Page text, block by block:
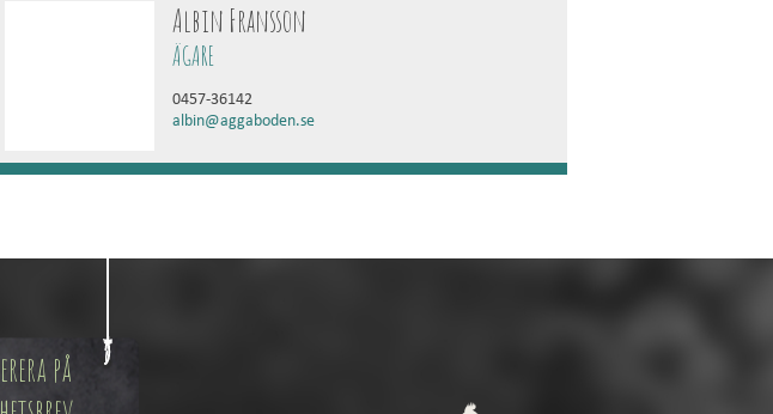
Albin Fransson
ÄGARE
0457-36142
albin@aggaboden.se
på